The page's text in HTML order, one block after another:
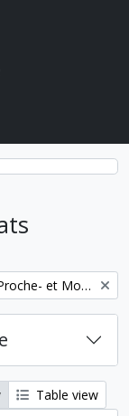
Pierre de Miroschedji. Du Village à l'État au Proche- et Moyen-Orient
Table view